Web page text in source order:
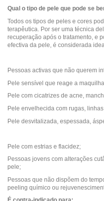
Qual o tipo de pele que pode se
Todos os tipos de peles e cores
terapêutica. Por ser uma técnica
recuperação após o tratamento, e
efectiva da pele, é considerada
Pessoas activas que não querem
Pele sensível que reage a
Pele com cicatrizes de acne,
Pele envelhecida com rugas,
Pele desvitalizada, espessada,
Pele com estrias e flacidez;
Pessoas jovens com alterações
pele;
Pessoas que não dispõem do
peeling químico ou